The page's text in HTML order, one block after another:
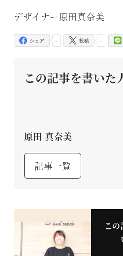
デザイナー原田真奈美
-
シェア -
投稿
この記事を書いた
原田 真奈美
記事一覧
こ